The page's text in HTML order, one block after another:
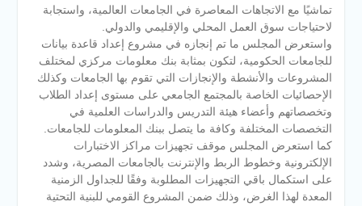
تماشيًا مع الاتجاهات المعاصرة في الجامعات العالمية، واستجابة
لاحتياجات سوق العمل المحلي والإقليمي والدولي.
واستعرض المجلس ما تم إنجازه في مشروع إعداد قاعدة بيانات
للجامعات الحكومية، لتكون بمثابة بنك معلومات مركزي لمختلف
المشروعات والأنشطة والإنجازات التي تقوم بها الجامعات وكذلك
الإحصائيات الخاصة بالمجتمع الجامعي على مستوى إعداد الطلاب
وتخصصاتهم وأعضاء هيئة التدريس والدراسات العلمية في
التخصصات المختلفة وكافة ما يتصل ببنك المعلومات للجامعات.
كما استعرض المجلس موقف تجهيزات مراكز الاختبارات
الإلكترونية وخطوط الربط والإنترنت بالجامعات المصرية، وشدد
على استكمال باقي التجهيزات المطلوبة وفقًا للجداول الزمنية
المعدة لهذا الغرض، وذلك ضمن المشروع القومي للبنية التحتية